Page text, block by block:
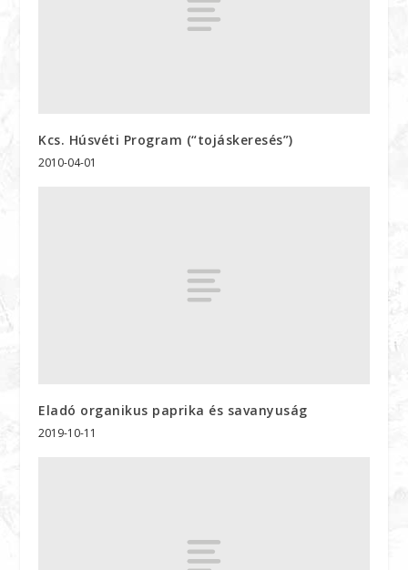
Kcs. Húsvéti Program (“tojáskeresés”)
2010-04-01
Eladó organikus paprika és savanyuság
2019-10-11